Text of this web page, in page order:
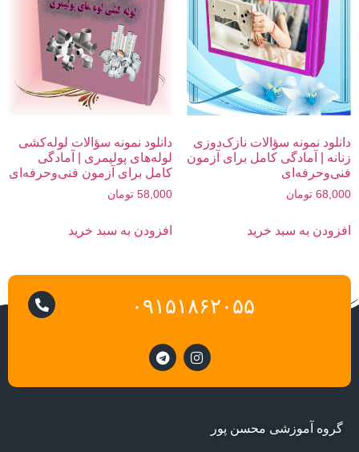
دانلود نمونه سؤالات نازک‌دوزی
زنانه | آمادگی کامل برای آزمون
فنی‌وحرفه‌ای
68,000 تومان
افزودن به سبد خرید
دانلود نمونه سؤالات لوله‌کشی
لوله‌های پولیمری | آمادگی
کامل برای آزمون فنی‌وحرفه‌ای
58,000 تومان
افزودن به سبد خرید
۰۹۱۵۱۸۶۲۰۵۵
گروه آموزشی محسن پور